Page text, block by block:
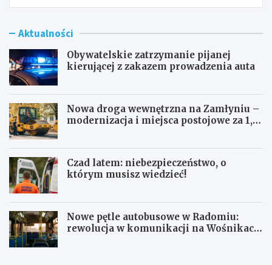
Aktualności
Obywatelskie zatrzymanie pijanej
kierującej z zakazem prowadzenia auta
Nowa droga wewnętrzna na Zamłyniu –
modernizacja i miejsca postojowe za 1,1
Czad latem: niebezpieczeństwo, o
którym musisz wiedzieć!
Nowe pętle autobusowe w Radomiu:
rewolucja w komunikacji na Wośnikach,
O
N